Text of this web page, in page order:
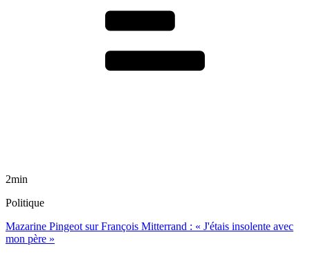
2min
Politique
Mazarine Pingeot sur François Mitterrand : « J'étais insolente avec
mon père »